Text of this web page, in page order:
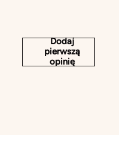
Dodaj
pierwszą
opinię